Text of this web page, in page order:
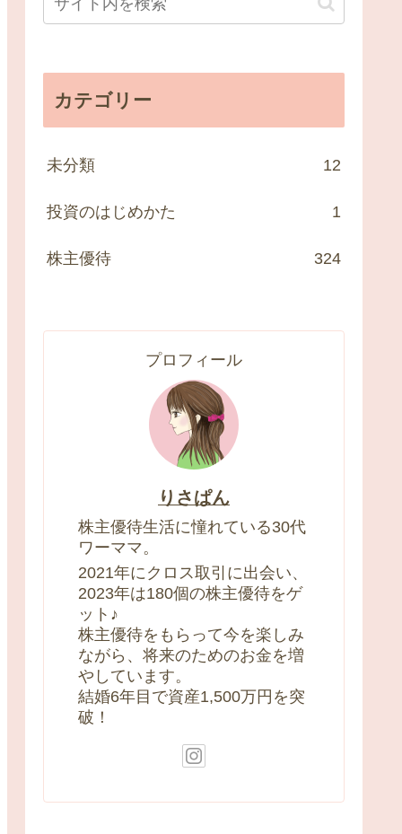
カテゴリー
未分類 12
投資のはじめかた 1
株主優待 324
プロフィール
りさぱん
株主優待生活に憧れている30代
ワーママ。
2021年にクロス取引に出会い、
2023年は180個の株主優待をゲ
ット♪
株主優待をもらって今を楽しみ
ながら、将来のためのお金を増
やしています。
結婚6年目で資産1,500万円を突
破！